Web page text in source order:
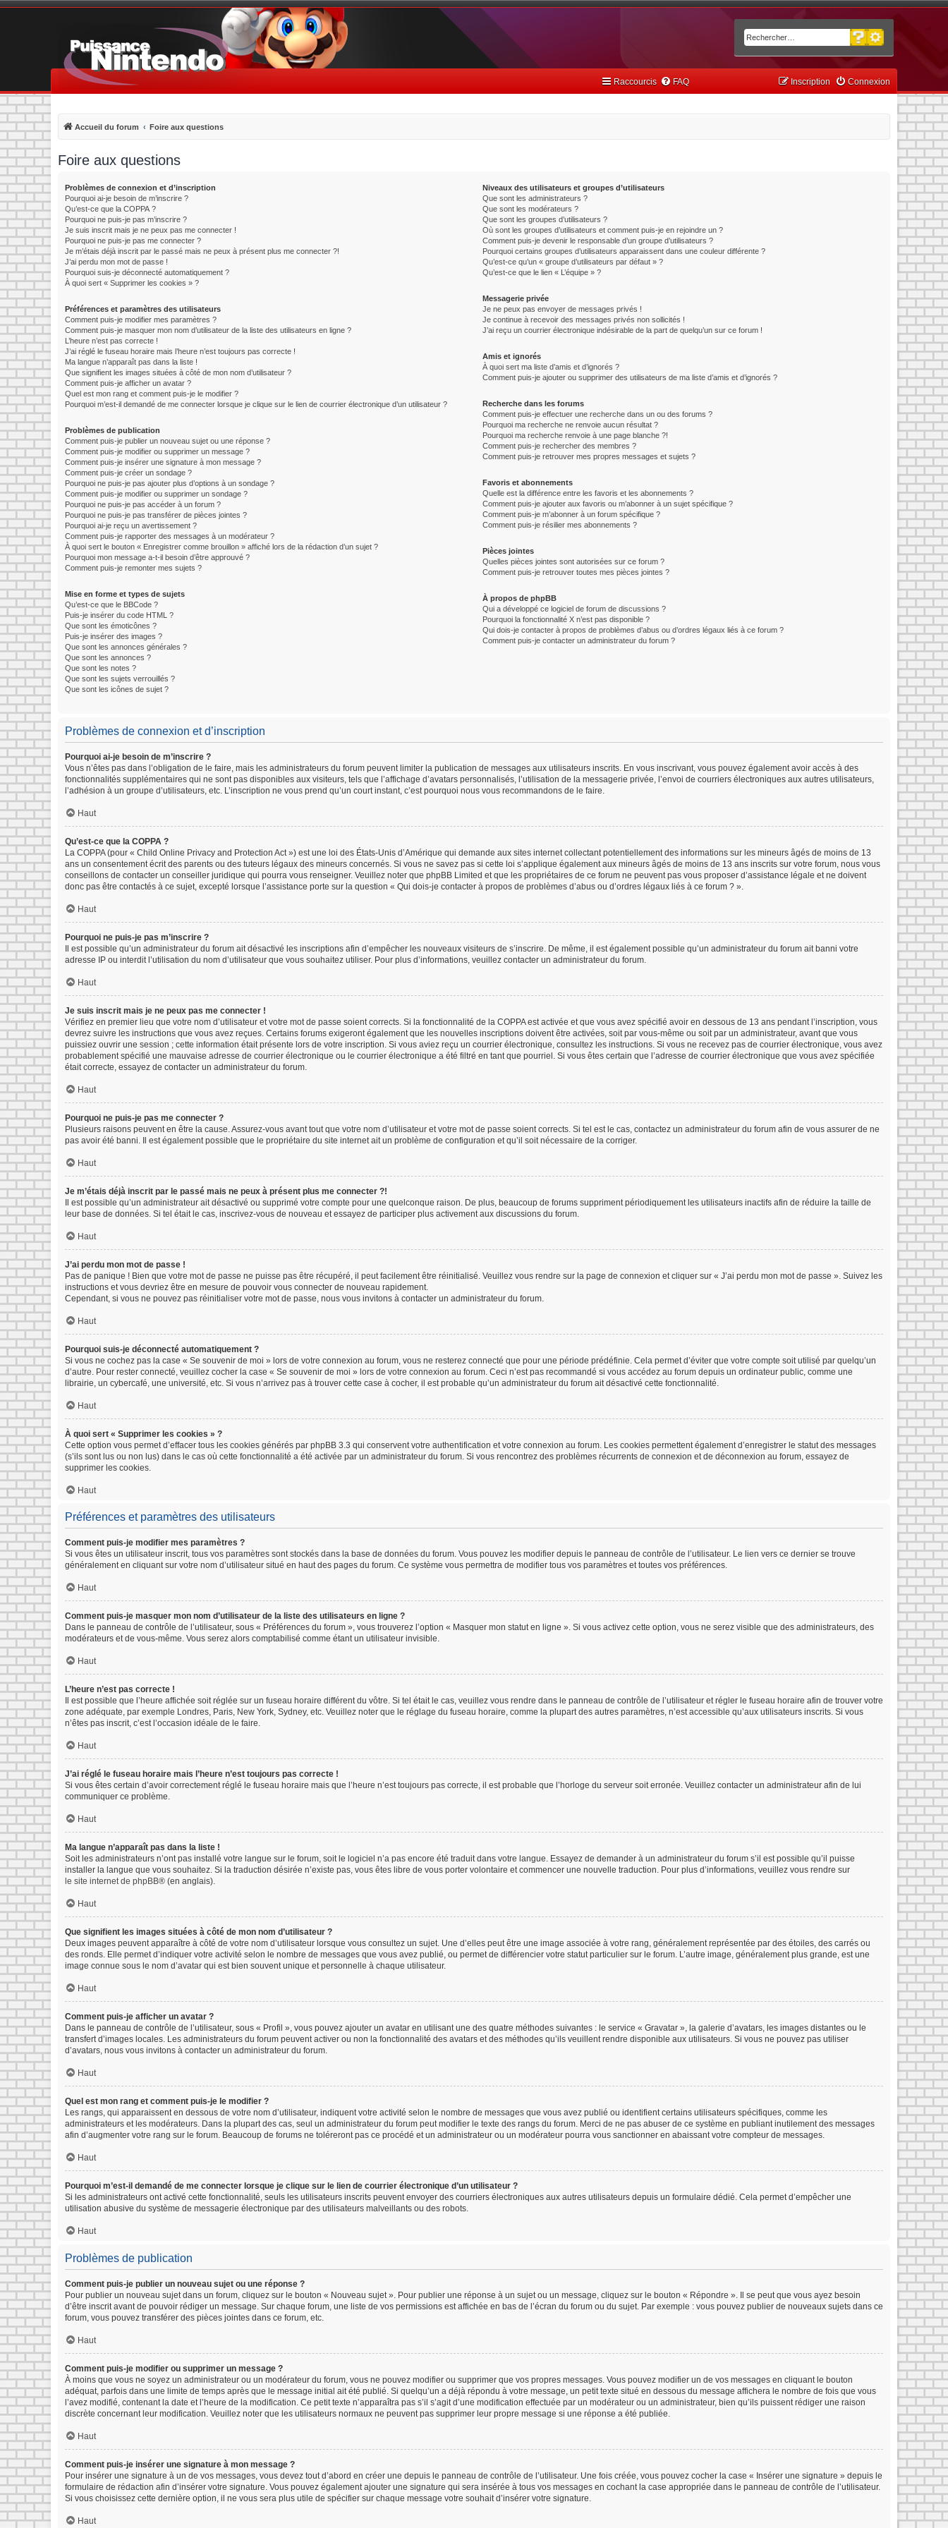
Rechercher
Recherche avancée
Raccourcis FAQ Connexion
Inscription
Accueil du forum Foire aux questions
Foire aux questions
Problèmes de connexion et d’inscription
Pourquoi ai-je besoin de m’inscrire ?
Qu’est-ce que la COPPA ?
Pourquoi ne puis-je pas m’inscrire ?
Je suis inscrit mais je ne peux pas me connecter !
Pourquoi ne puis-je pas me connecter ?
Je m’étais déjà inscrit par le passé mais ne peux à présent plus me connecter ?!
J’ai perdu mon mot de passe !
Pourquoi suis-je déconnecté automatiquement ?
À quoi sert « Supprimer les cookies » ?
Préférences et paramètres des utilisateurs
Comment puis-je modifier mes paramètres ?
Comment puis-je masquer mon nom d’utilisateur de la liste des utilisateurs en ligne ?
L’heure n’est pas correcte !
J’ai réglé le fuseau horaire mais l’heure n’est toujours pas correcte !
Ma langue n’apparaît pas dans la liste !
Que signifient les images situées à côté de mon nom d’utilisateur ?
Comment puis-je afficher un avatar ?
Quel est mon rang et comment puis-je le modifier ?
Pourquoi m’est-il demandé de me connecter lorsque je clique sur le lien de courrier électronique d’un utilisateur ?
Problèmes de publication
Comment puis-je publier un nouveau sujet ou une réponse ?
Comment puis-je modifier ou supprimer un message ?
Comment puis-je insérer une signature à mon message ?
Comment puis-je créer un sondage ?
Pourquoi ne puis-je pas ajouter plus d’options à un sondage ?
Comment puis-je modifier ou supprimer un sondage ?
Pourquoi ne puis-je pas accéder à un forum ?
Pourquoi ne puis-je pas transférer de pièces jointes ?
Pourquoi ai-je reçu un avertissement ?
Comment puis-je rapporter des messages à un modérateur ?
À quoi sert le bouton « Enregistrer comme brouillon » affiché lors de la rédaction d’un sujet ?
Pourquoi mon message a-t-il besoin d’être approuvé ?
Comment puis-je remonter mes sujets ?
Mise en forme et types de sujets
Qu’est-ce que le BBCode ?
Puis-je insérer du code HTML ?
Que sont les émoticônes ?
Puis-je insérer des images ?
Que sont les annonces générales ?
Que sont les annonces ?
Que sont les notes ?
Que sont les sujets verrouillés ?
Que sont les icônes de sujet ?
Niveaux des utilisateurs et groupes d’utilisateurs
Que sont les administrateurs ?
Que sont les modérateurs ?
Que sont les groupes d’utilisateurs ?
Où sont les groupes d’utilisateurs et comment puis-je en rejoindre un ?
Comment puis-je devenir le responsable d’un groupe d’utilisateurs ?
Pourquoi certains groupes d’utilisateurs apparaissent dans une couleur différente ?
Qu’est-ce qu’un « groupe d’utilisateurs par défaut » ?
Qu’est-ce que le lien « L’équipe » ?
Messagerie privée
Je ne peux pas envoyer de messages privés !
Je continue à recevoir des messages privés non sollicités !
J’ai reçu un courrier électronique indésirable de la part de quelqu’un sur ce forum !
Amis et ignorés
À quoi sert ma liste d’amis et d’ignorés ?
Comment puis-je ajouter ou supprimer des utilisateurs de ma liste d’amis et d’ignorés ?
Recherche dans les forums
Comment puis-je effectuer une recherche dans un ou des forums ?
Pourquoi ma recherche ne renvoie aucun résultat ?
Pourquoi ma recherche renvoie à une page blanche ?!
Comment puis-je rechercher des membres ?
Comment puis-je retrouver mes propres messages et sujets ?
Favoris et abonnements
Quelle est la différence entre les favoris et les abonnements ?
Comment puis-je ajouter aux favoris ou m’abonner à un sujet spécifique ?
Comment puis-je m’abonner à un forum spécifique ?
Comment puis-je résilier mes abonnements ?
Pièces jointes
Quelles pièces jointes sont autorisées sur ce forum ?
Comment puis-je retrouver toutes mes pièces jointes ?
À propos de phpBB
Qui a développé ce logiciel de forum de discussions ?
Pourquoi la fonctionnalité X n’est pas disponible ?
Qui dois-je contacter à propos de problèmes d’abus ou d’ordres légaux liés à ce forum ?
Comment puis-je contacter un administrateur du forum ?
Problèmes de connexion et d’inscription
Pourquoi ai-je besoin de m’inscrire ?
Vous n’êtes pas dans l’obligation de le faire, mais les administrateurs du forum peuvent limiter la publication de messages aux utilisateurs inscrits. En vous inscrivant, vous pouvez également avoir accès à des
fonctionnalités supplémentaires qui ne sont pas disponibles aux visiteurs, tels que l’affichage d’avatars personnalisés, l’utilisation de la messagerie privée, l’envoi de courriers électroniques aux autres utilisateurs,
l’adhésion à un groupe d’utilisateurs, etc. L’inscription ne vous prend qu’un court instant, c’est pourquoi nous vous recommandons de le faire.
Haut
Qu’est-ce que la COPPA ?
La COPPA (pour « Child Online Privacy and Protection Act ») est une loi des États-Unis d’Amérique qui demande aux sites internet collectant potentiellement des informations sur les mineurs âgés de moins de 13
ans un consentement écrit des parents ou des tuteurs légaux des mineurs concernés. Si vous ne savez pas si cette loi s’applique également aux mineurs âgés de moins de 13 ans inscrits sur votre forum, nous vous
conseillons de contacter un conseiller juridique qui pourra vous renseigner. Veuillez noter que phpBB Limited et que les propriétaires de ce forum ne peuvent pas vous proposer d’assistance légale et ne doivent
donc pas être contactés à ce sujet, excepté lorsque l’assistance porte sur la question « Qui dois-je contacter à propos de problèmes d’abus ou d’ordres légaux liés à ce forum ? ».
Haut
Pourquoi ne puis-je pas m’inscrire ?
Il est possible qu’un administrateur du forum ait désactivé les inscriptions afin d’empêcher les nouveaux visiteurs de s’inscrire. De même, il est également possible qu’un administrateur du forum ait banni votre
adresse IP ou interdit l’utilisation du nom d’utilisateur que vous souhaitez utiliser. Pour plus d’informations, veuillez contacter un administrateur du forum.
Haut
Je suis inscrit mais je ne peux pas me connecter !
Vérifiez en premier lieu que votre nom d’utilisateur et votre mot de passe soient corrects. Si la fonctionnalité de la COPPA est activée et que vous avez spécifié avoir en dessous de 13 ans pendant l’inscription, vous
devrez suivre les instructions que vous avez reçues. Certains forums exigeront également que les nouvelles inscriptions doivent être activées, soit par vous-même ou soit par un administrateur, avant que vous
puissiez ouvrir une session ; cette information était présente lors de votre inscription. Si vous aviez reçu un courrier électronique, consultez les instructions. Si vous ne recevez pas de courrier électronique, vous avez
probablement spécifié une mauvaise adresse de courrier électronique ou le courrier électronique a été filtré en tant que pourriel. Si vous êtes certain que l’adresse de courrier électronique que vous avez spécifiée
était correcte, essayez de contacter un administrateur du forum.
Haut
Pourquoi ne puis-je pas me connecter ?
Plusieurs raisons peuvent en être la cause. Assurez-vous avant tout que votre nom d’utilisateur et votre mot de passe soient corrects. Si tel est le cas, contactez un administrateur du forum afin de vous assurer de ne
pas avoir été banni. Il est également possible que le propriétaire du site internet ait un problème de configuration et qu’il soit nécessaire de la corriger.
Haut
Je m’étais déjà inscrit par le passé mais ne peux à présent plus me connecter ?!
Il est possible qu’un administrateur ait désactivé ou supprimé votre compte pour une quelconque raison. De plus, beaucoup de forums suppriment périodiquement les utilisateurs inactifs afin de réduire la taille de
leur base de données. Si tel était le cas, inscrivez-vous de nouveau et essayez de participer plus activement aux discussions du forum.
Haut
J’ai perdu mon mot de passe !
Pas de panique ! Bien que votre mot de passe ne puisse pas être récupéré, il peut facilement être réinitialisé. Veuillez vous rendre sur la page de connexion et cliquer sur « J’ai perdu mon mot de passe ». Suivez les
instructions et vous devriez être en mesure de pouvoir vous connecter de nouveau rapidement.
Cependant, si vous ne pouvez pas réinitialiser votre mot de passe, nous vous invitons à contacter un administrateur du forum.
Haut
Pourquoi suis-je déconnecté automatiquement ?
Si vous ne cochez pas la case « Se souvenir de moi » lors de votre connexion au forum, vous ne resterez connecté que pour une période prédéfinie. Cela permet d’éviter que votre compte soit utilisé par quelqu’un
d’autre. Pour rester connecté, veuillez cocher la case « Se souvenir de moi » lors de votre connexion au forum. Ceci n’est pas recommandé si vous accédez au forum depuis un ordinateur public, comme une
librairie, un cybercafé, une université, etc. Si vous n’arrivez pas à trouver cette case à cocher, il est probable qu’un administrateur du forum ait désactivé cette fonctionnalité.
Haut
À quoi sert « Supprimer les cookies » ?
Cette option vous permet d’effacer tous les cookies générés par phpBB 3.3 qui conservent votre authentification et votre connexion au forum. Les cookies permettent également d’enregistrer le statut des messages
(s’ils sont lus ou non lus) dans le cas où cette fonctionnalité a été activée par un administrateur du forum. Si vous rencontrez des problèmes récurrents de connexion et de déconnexion au forum, essayez de
supprimer les cookies.
Haut
Préférences et paramètres des utilisateurs
Comment puis-je modifier mes paramètres ?
Si vous êtes un utilisateur inscrit, tous vos paramètres sont stockés dans la base de données du forum. Vous pouvez les modifier depuis le panneau de contrôle de l’utilisateur. Le lien vers ce dernier se trouve
généralement en cliquant sur votre nom d’utilisateur situé en haut des pages du forum. Ce système vous permettra de modifier tous vos paramètres et toutes vos préférences.
Haut
Comment puis-je masquer mon nom d’utilisateur de la liste des utilisateurs en ligne ?
Dans le panneau de contrôle de l’utilisateur, sous « Préférences du forum », vous trouverez l’option « Masquer mon statut en ligne ». Si vous activez cette option, vous ne serez visible que des administrateurs, des
modérateurs et de vous-même. Vous serez alors comptabilisé comme étant un utilisateur invisible.
Haut
L’heure n’est pas correcte !
Il est possible que l’heure affichée soit réglée sur un fuseau horaire différent du vôtre. Si tel était le cas, veuillez vous rendre dans le panneau de contrôle de l’utilisateur et régler le fuseau horaire afin de trouver votre
zone adéquate, par exemple Londres, Paris, New York, Sydney, etc. Veuillez noter que le réglage du fuseau horaire, comme la plupart des autres paramètres, n’est accessible qu’aux utilisateurs inscrits. Si vous
n’êtes pas inscrit, c’est l’occasion idéale de le faire.
Haut
J’ai réglé le fuseau horaire mais l’heure n’est toujours pas correcte !
Si vous êtes certain d’avoir correctement réglé le fuseau horaire mais que l’heure n’est toujours pas correcte, il est probable que l’horloge du serveur soit erronée. Veuillez contacter un administrateur afin de lui
communiquer ce problème.
Haut
Ma langue n’apparaît pas dans la liste !
Soit les administrateurs n’ont pas installé votre langue sur le forum, soit le logiciel n’a pas encore été traduit dans votre langue. Essayez de demander à un administrateur du forum s’il est possible qu’il puisse
installer la langue que vous souhaitez. Si la traduction désirée n’existe pas, vous êtes libre de vous porter volontaire et commencer une nouvelle traduction. Pour plus d’informations, veuillez vous rendre sur
le site internet de phpBB® (en anglais).
Haut
Que signifient les images situées à côté de mon nom d’utilisateur ?
Deux images peuvent apparaître à côté de votre nom d’utilisateur lorsque vous consultez un sujet. Une d’elles peut être une image associée à votre rang, généralement représentée par des étoiles, des carrés ou
des ronds. Elle permet d’indiquer votre activité selon le nombre de messages que vous avez publié, ou permet de différencier votre statut particulier sur le forum. L’autre image, généralement plus grande, est une
image connue sous le nom d’avatar qui est bien souvent unique et personnelle à chaque utilisateur.
Haut
Comment puis-je afficher un avatar ?
Dans le panneau de contrôle de l’utilisateur, sous « Profil », vous pouvez ajouter un avatar en utilisant une des quatre méthodes suivantes : le service « Gravatar », la galerie d’avatars, les images distantes ou le
transfert d’images locales. Les administrateurs du forum peuvent activer ou non la fonctionnalité des avatars et des méthodes qu’ils veuillent rendre disponible aux utilisateurs. Si vous ne pouvez pas utiliser
d’avatars, nous vous invitons à contacter un administrateur du forum.
Haut
Quel est mon rang et comment puis-je le modifier ?
Les rangs, qui apparaissent en dessous de votre nom d’utilisateur, indiquent votre activité selon le nombre de messages que vous avez publié ou identifient certains utilisateurs spécifiques, comme les
administrateurs et les modérateurs. Dans la plupart des cas, seul un administrateur du forum peut modifier le texte des rangs du forum. Merci de ne pas abuser de ce système en publiant inutilement des messages
afin d’augmenter votre rang sur le forum. Beaucoup de forums ne toléreront pas ce procédé et un administrateur ou un modérateur pourra vous sanctionner en abaissant votre compteur de messages.
Haut
Pourquoi m’est-il demandé de me connecter lorsque je clique sur le lien de courrier électronique d’un utilisateur ?
Si les administrateurs ont activé cette fonctionnalité, seuls les utilisateurs inscrits peuvent envoyer des courriers électroniques aux autres utilisateurs depuis un formulaire dédié. Cela permet d’empêcher une
utilisation abusive du système de messagerie électronique par des utilisateurs malveillants ou des robots.
Haut
Problèmes de publication
Comment puis-je publier un nouveau sujet ou une réponse ?
Pour publier un nouveau sujet dans un forum, cliquez sur le bouton « Nouveau sujet ». Pour publier une réponse à un sujet ou un message, cliquez sur le bouton « Répondre ». Il se peut que vous ayez besoin
d’être inscrit avant de pouvoir rédiger un message. Sur chaque forum, une liste de vos permissions est affichée en bas de l’écran du forum ou du sujet. Par exemple : vous pouvez publier de nouveaux sujets dans ce
forum, vous pouvez transférer des pièces jointes dans ce forum, etc.
Haut
Comment puis-je modifier ou supprimer un message ?
À moins que vous ne soyez un administrateur ou un modérateur du forum, vous ne pouvez modifier ou supprimer que vos propres messages. Vous pouvez modifier un de vos messages en cliquant le bouton
adéquat, parfois dans une limite de temps après que le message initial ait été publié. Si quelqu’un a déjà répondu à votre message, un petit texte situé en dessous du message affichera le nombre de fois que vous
l’avez modifié, contenant la date et l’heure de la modification. Ce petit texte n’apparaîtra pas s’il s’agit d’une modification effectuée par un modérateur ou un administrateur, bien qu’ils puissent rédiger une raison
discrète concernant leur modification. Veuillez noter que les utilisateurs normaux ne peuvent pas supprimer leur propre message si une réponse a été publiée.
Haut
Comment puis-je insérer une signature à mon message ?
Pour insérer une signature à un de vos messages, vous devez tout d’abord en créer une depuis le panneau de contrôle de l’utilisateur. Une fois créée, vous pouvez cocher la case « Insérer une signature » depuis le
formulaire de rédaction afin d’insérer votre signature. Vous pouvez également ajouter une signature qui sera insérée à tous vos messages en cochant la case appropriée dans le panneau de contrôle de l’utilisateur.
Si vous choisissez cette dernière option, il ne vous sera plus utile de spécifier sur chaque message votre souhait d’insérer votre signature.
Haut